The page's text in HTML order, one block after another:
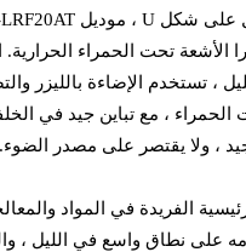
الأشعة تحت الحمراء
، تستخدم الإضاءة بالليزر
الحمراء ، مع تباين جيد في
، ولا يقتصر على مصدر
الفريدة في المواد
نطاق واسع في الليل ،